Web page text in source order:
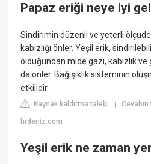
Papaz eriği neye iyi
Sindirimin düzenli ve yeterli ölçüde
kabızlığı önler. Yeşil erik,
olduğundan mide gazı, kabızlık
da önler. Bağışıklık sisteminin
etkilidir.
Kaynak kaldırma talebi |
hrdeniz.com
Yeşil erik ne zaman